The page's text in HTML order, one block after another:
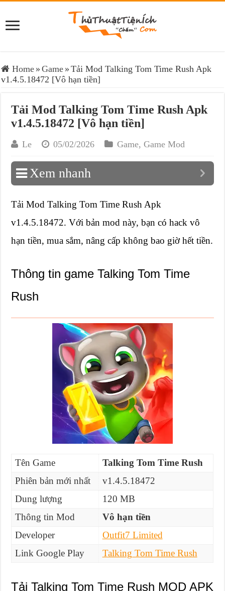
Home » Game » Tải Mod Talking Tom Time Rush Apk
v1.4.5.18472 [Vô hạn tiền]
Tải Mod Talking Tom Time Rush Apk
v1.4.5.18472 [Vô hạn tiền]
Le 05/02/2026 Game,Game Mod
Xem nhanh
Tải Mod Talking Tom Time Rush Apk
v1.4.5.18472. Với bản mod này, bạn có hack vô
hạn tiền, mua sắm, nâng cấp không bao giờ hết tiền.
Thông tin game Talking Tom Time
Rush
Tên Game
Talking Tom Time Rush
Phiên bản mới nhất
v1.4.5.18472
Dung lượng
120 MB
Thông tin Mod
Vô hạn tiền
Developer
Outfit7 Limited
Link Google Play
Talking Tom Time Rush
Tải Talking Tom Time Rush MOD APK